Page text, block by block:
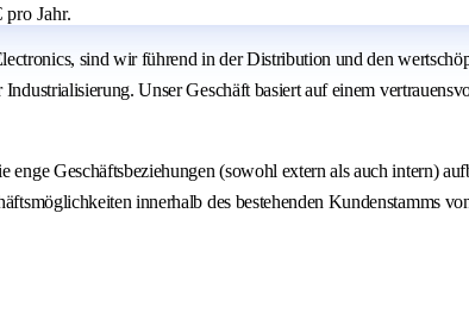
Jahr.
sind wir führend in der Distribution und den
Unser Geschäft basiert auf einem
Geschäftsbeziehungen (sowohl extern als auch intern)
innerhalb des bestehenden Kundenstamms